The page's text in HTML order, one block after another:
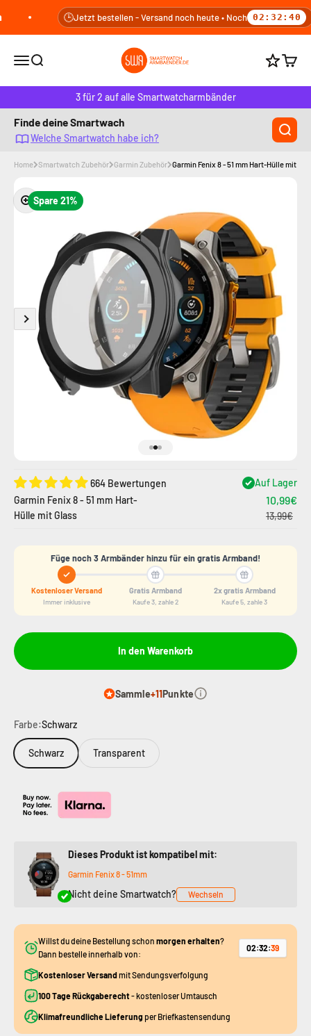
Zum Inhalt springen
🕒Jetzt bestellen - Versand noch heute • Noch 02:32:39
Navigationsmenü öffnen
Suche öffnen
smartwatcharmbaender.de
Punkte
3 für 2 auf alle Smartwatcharmbänder
Finde deine Smartwach
Welche Smartwatch habe ich?
Home Smartwatch Zubehör Garmin Zubehör Garmin Fenix ​​8 - 51 mm Hart-Hülle mit
Spare 21%
Bild vergrößern
664 Bewertungen
Auf Lager
Garmin Fenix ​​8 - 51 mm Hart-
Hülle mit Glass
10,99€
13,99€
Füge noch 3 Armbänder hinzu für ein gratis Armband!
Kostenloser Versand
Immer inklusive
Gratis Armband
Kaufe 3, zahle 2
2x gratis Armband
Kaufe 5, zahle 3
In den Warenkorb
Sammle+11Punkte
Farbe:Schwarz
Schwarz Transparent
Dieses Produkt ist kompatibel mit:
Garmin Fenix 8 - 51mm
Nicht deine Smartwatch? Wechseln
Willst du deine Bestellung schon morgen erhalten?
Dann bestelle innerhalb von:
02:32:39
Kostenloser Versandmit Sendungsverfolgung
100 Tage Rückgaberecht- kostenloser Umtausch
Klimafreundliche Lieferung per Briefkastensendung